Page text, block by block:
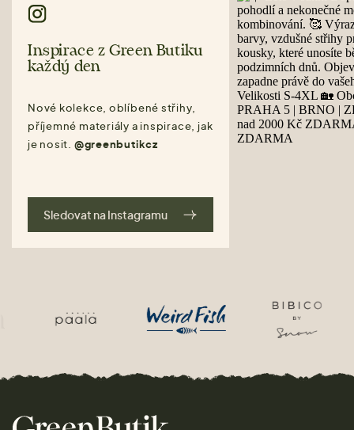
Inspirace z Green Butiku
každý den
Nové kolekce, oblíbené střihy,
příjemné materiály a inspirace, jak
je nosit. @greenbutikcz
Sledovat na Instagramu